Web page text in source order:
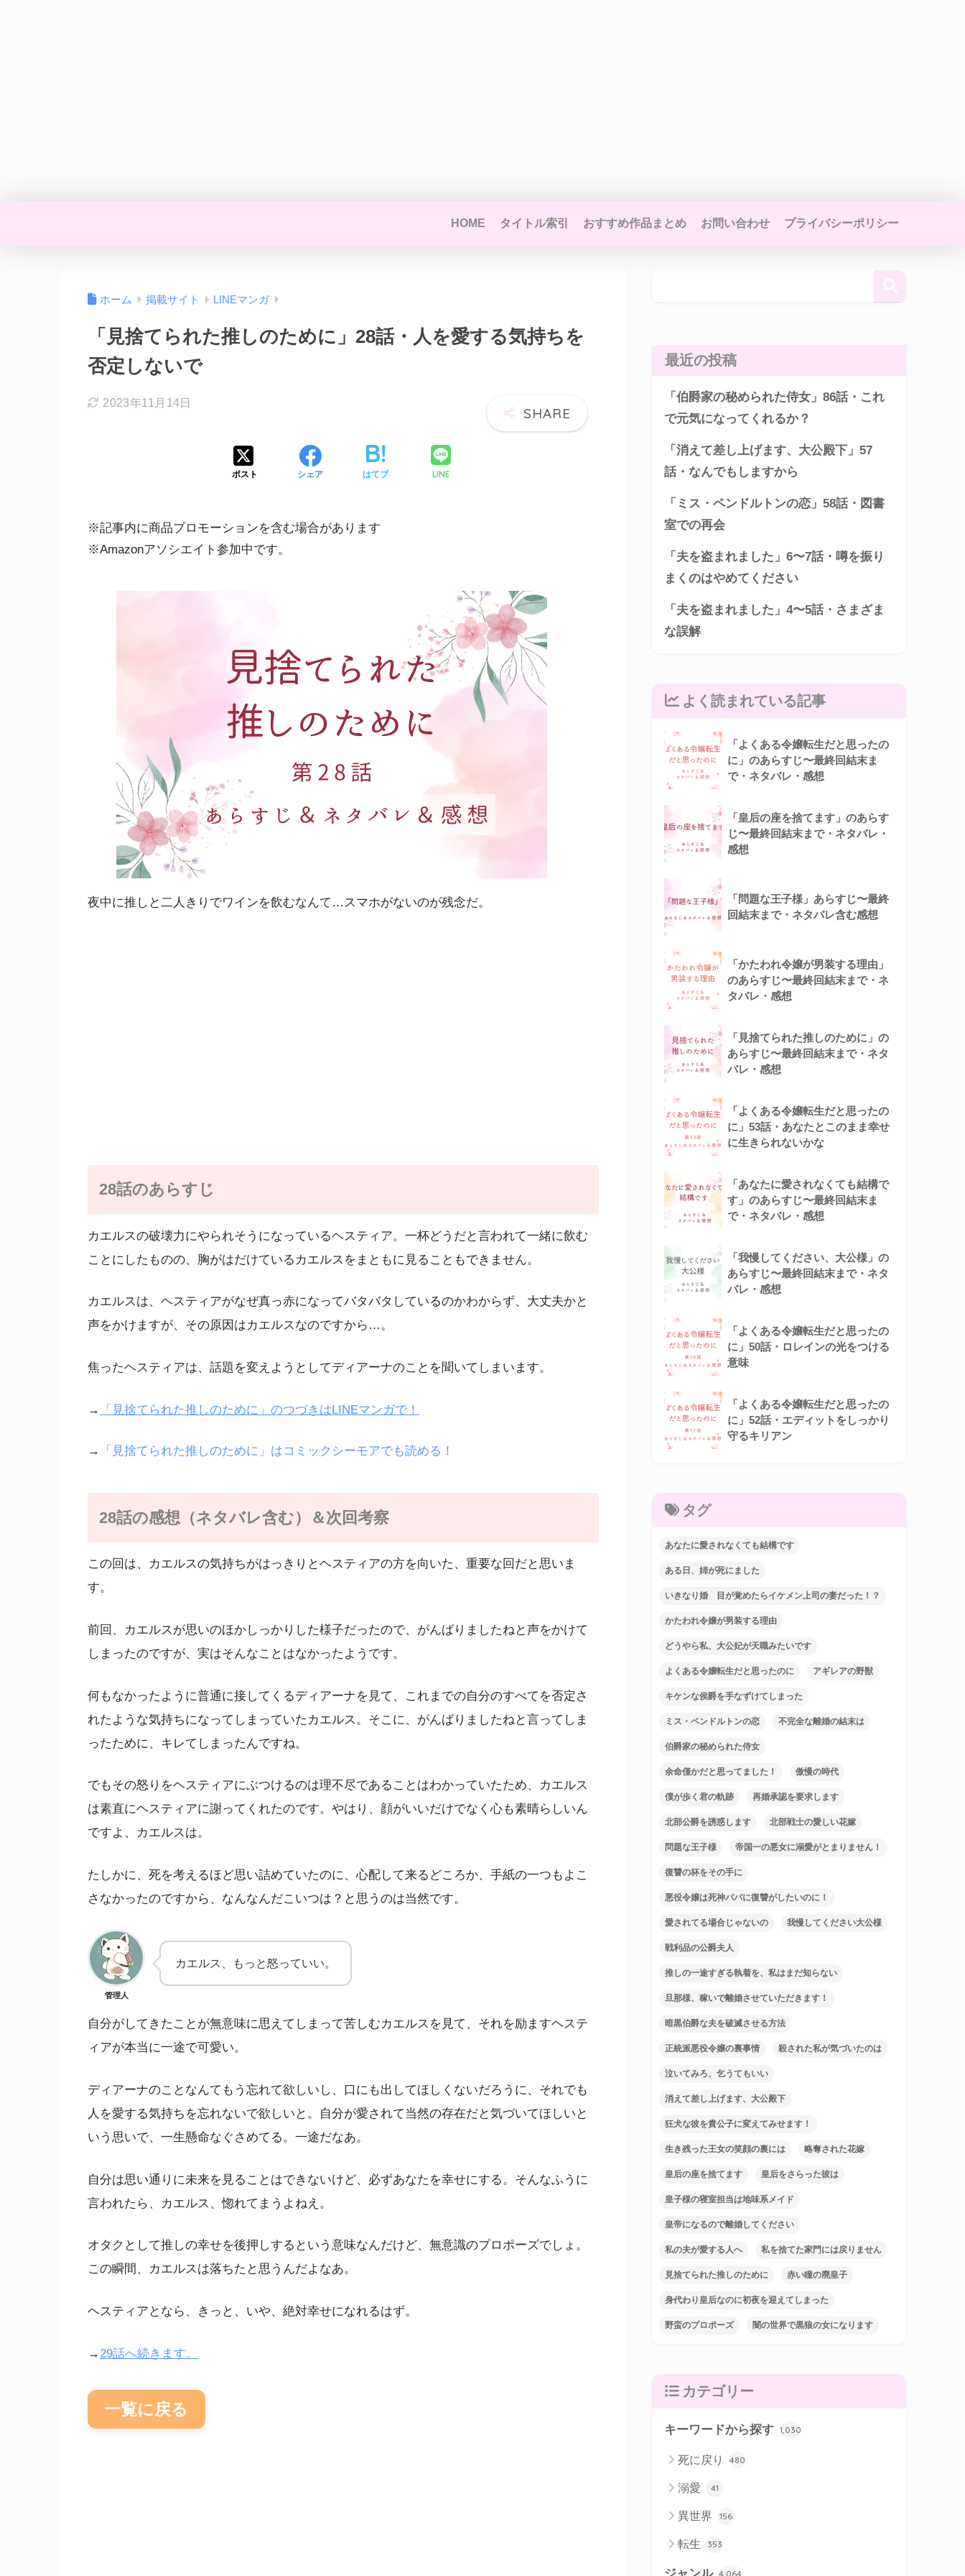
HOME タイトル索引 おすすめ作品まとめ お問い合わせ プライバシーポリシー
ホーム 掲載サイト LINEマンガ
「見捨てられた推しのために」28話・人を愛する気持ちを
否定しないで
2023年11月14日
ポスト シェア はてブ LINE
※記事内に商品プロモーションを含む場合があります
※Amazonアソシエイト参加中です。
夜中に推しと二人きりでワインを飲むなんて…スマホがないのが残念だ。
28話のあらすじ
カエルスの破壊力にやられそうになっているヘスティア。一杯どうだと言われて一緒に飲む
ことにしたものの、胸がはだけているカエルスをまともに見ることもできません。
カエルスは、ヘスティアがなぜ真っ赤になってバタバタしているのかわからず、大丈夫かと
声をかけますが、その原因はカエルスなのですから…。
焦ったヘスティアは、話題を変えようとしてディアーナのことを聞いてしまいます。
→ 「見捨てられた推しのために」のつづきはLINEマンガで！
→ 「見捨てられた推しのために」はコミックシーモアでも読める！
28話の感想（ネタバレ含む）＆次回考察
この回は、カエルスの気持ちがはっきりとヘスティアの方を向いた、重要な回だと思いま
す。
前回、カエルスが思いのほかしっかりした様子だったので、がんばりましたねと声をかけて
しまったのですが、実はそんなことはなかったようです。
何もなかったように普通に接してくるディアーナを見て、これまでの自分のすべてを否定さ
れたような気持ちになってしまっていたカエルス。そこに、がんばりましたねと言ってしま
ったために、キレてしまったんですね。
でもその怒りをヘスティアにぶつけるのは理不尽であることはわかっていたため、カエルス
は素直にヘスティアに謝ってくれたのです。やはり、顔がいいだけでなく心も素晴らしいん
ですよ、カエルスは。
たしかに、死を考えるほど思い詰めていたのに、心配して来るどころか、手紙の一つもよこ
さなかったのですから、なんなんだこいつは？と思うのは当然です。
管理人
カエルス、もっと怒っていい。
自分がしてきたことが無意味に思えてしまって苦しむカエルスを見て、それを励ますヘステ
ィアが本当に一途で可愛い。
ディアーナのことなんてもう忘れて欲しいし、口にも出してほしくないだろうに、それでも
人を愛する気持ちを忘れないで欲しいと。自分が愛されて当然の存在だと気づいてほしいと
いう思いで、一生懸命なぐさめてる。一途だなあ。
自分は思い通りに未来を見ることはできないけど、必ずあなたを幸せにする。そんなふうに
言われたら、カエルス、惚れてまうよねえ。
オタクとして推しの幸せを後押しするという意味なんだけど、無意識のプロポーズでしょ。
この瞬間、カエルスは落ちたと思うんだよなあ。
ヘスティアとなら、きっと、いや、絶対幸せになれるはず。
→ 29話へ続きます。
一覧に戻る
最近の投稿
「伯爵家の秘められた侍女」86話・これ
で元気になってくれるか？
「消えて差し上げます、大公殿下」57
話・なんでもしますから
「ミス・ペンドルトンの恋」58話・図書
室での再会
「夫を盗まれました」6〜7話・噂を振り
まくのはやめてください
「夫を盗まれました」4〜5話・さまざま
な誤解
よく読まれている記事
「よくある令嬢転生だと思ったの
に」のあらすじ〜最終回結末ま
で・ネタバレ・感想
「皇后の座を捨てます」のあらす
じ〜最終回結末まで・ネタバレ・
感想
「問題な王子様」あらすじ〜最終
回結末まで・ネタバレ含む感想
「かたわれ令嬢が男装する理由」
のあらすじ〜最終回結末まで・ネ
タバレ・感想
「見捨てられた推しのために」の
あらすじ〜最終回結末まで・ネタ
バレ・感想
「よくある令嬢転生だと思ったの
に」53話・あなたとこのまま幸せ
に生きられないかな
「あなたに愛されなくても結構で
す」のあらすじ〜最終回結末ま
で・ネタバレ・感想
「我慢してください、大公様」の
あらすじ〜最終回結末まで・ネタ
バレ・感想
「よくある令嬢転生だと思ったの
に」50話・ロレインの光をつける
意味
「よくある令嬢転生だと思ったの
に」52話・エディットをしっかり
守るキリアン
タグ
あなたに愛されなくても結構です
ある日、姉が死にました
いきなり婚 目が覚めたらイケメン上司の妻だった！？
かたわれ令嬢が男装する理由
どうやら私、大公妃が天職みたいです
よくある令嬢転生だと思ったのに アギレアの野獣
キケンな侯爵を手なずけてしまった
ミス・ペンドルトンの恋 不完全な離婚の結末は
伯爵家の秘められた侍女
余命僅かだと思ってました！ 傲慢の時代
僕が歩く君の軌跡 再婚承認を要求します
北部公爵を誘惑します 北部戦士の愛しい花嫁
問題な王子様 帝国一の悪女に溺愛がとまりません！
復讐の杯をその手に
悪役令嬢は死神パパに復讐がしたいのに！
愛されてる場合じゃないの 我慢してください大公様
戦利品の公爵夫人
推しの一途すぎる執着を、私はまだ知らない
旦那様、稼いで離婚させていただきます！
暗黒伯爵な夫を破滅させる方法
正統派悪役令嬢の裏事情 殺された私が気づいたのは
泣いてみろ、乞うてもいい
消えて差し上げます、大公殿下
狂犬な彼を貴公子に変えてみせます！
生き残った王女の笑顔の裏には 略奪された花嫁
皇后の座を捨てます 皇后をさらった彼は
皇子様の寝室担当は地味系メイド
皇帝になるので離婚してください
私の夫が愛する人へ 私を捨てた家門には戻りません
見捨てられた推しのために 赤い瞳の廃皇子
身代わり皇后なのに初夜を迎えてしまった
野蛮のプロポーズ 闇の世界で黒狼の女になります
カテゴリー
キーワードから探す 1,030
死に戻り 480
溺愛 41
異世界 156
転生 353
ジャンル 4,064